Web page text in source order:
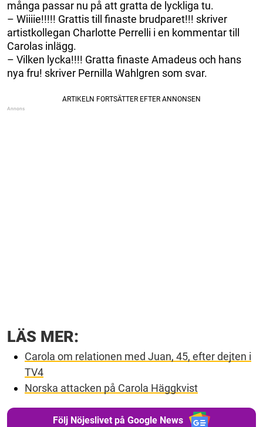
många passar nu på att gratta de lyckliga tu.
– Wiiiie!!!!! Grattis till finaste brudparet!!! skriver
artistkollegan Charlotte Perrelli i en kommentar till
Carolas inlägg.
– Vilken lycka!!!! Gratta finaste Amadeus och hans
nya fru! skriver Pernilla Wahlgren som svar.
LÄS MER:
Carola om relationen med Juan, 45, efter dejten i
TV4
Norska attacken på Carola Häggkvist
Följ Nöjeslivet på Google News